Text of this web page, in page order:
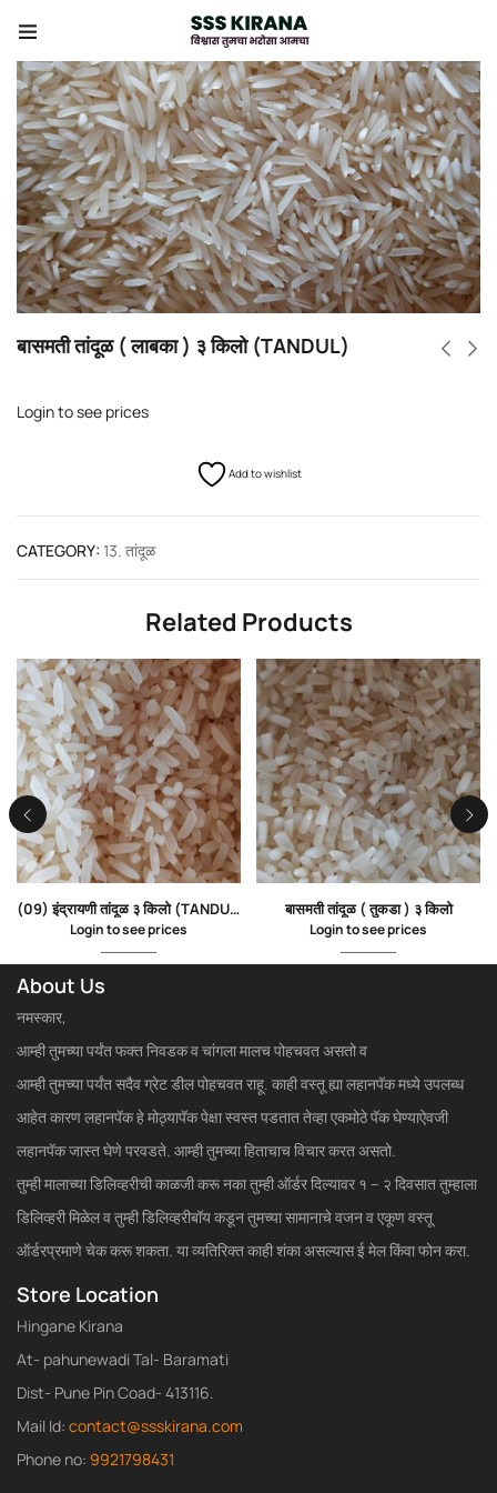
बासमती तांदूळ ( लाबका ) ३ किलो (TANDUL)
Login to see prices
Add to wishlist
CATEGORY: 13. तांदूळ
Related Products
(09) इंद्रायणी तांदूळ ३ किलो (TANDUL)
Login to see prices
बासमती तांदूळ ( तुकडा ) ३ किलो
Login to see prices
About Us
नमस्कार,
आम्ही तुमच्या पर्यंत फक्त निवडक व चांगला मालच पोहचवत असतो व
आम्ही तुमच्या पर्यंत सदैव ग्रेट डील पोहचवत राहू. काही वस्तू ह्या लहानपॅक मध्ये उपलब्ध
आहेत कारण लहानपॅक हे मोठ्यापॅक पेक्षा स्वस्त पडतात तेव्हा एकमोठे पॅक घेण्याऐवजी
लहानपॅक जास्त घेणे परवडते. आम्ही तुमच्या हिताचाच विचार करत असतो.
तुम्ही मालाच्या डिलिव्हरीची काळजी करू नका तुम्ही ऑर्डर दिल्यावर १ – २ दिवसात तुम्हाला
डिलिव्हरी मिळेल व तुम्ही डिलिव्हरीबॉय कडून तुमच्या सामानाचे वजन व एकूण वस्तू
ऑर्डरप्रमाणे चेक करू शकता. या व्यतिरिक्त काही शंका असल्यास ई मेल किंवा फोन करा.
Store Location
Hingane Kirana
At- pahunewadi Tal- Baramati
Dist- Pune Pin Coad- 413116.
Mail Id: contact@ssskirana.com
Phone no: 9921798431